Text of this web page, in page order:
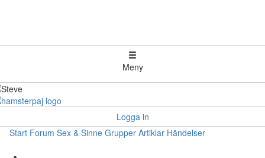
Meny
Logga in
Start Forum Sex & Sinne Grupper Artiklar Händelser